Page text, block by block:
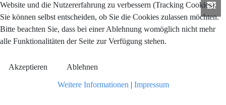
Website und die Nutzererfahrung zu verbessern (Tracking Cookies).
Sie können selbst entscheiden, ob Sie die Cookies zulassen möchten.
Bitte beachten Sie, dass bei einer Ablehnung womöglich nicht mehr
alle Funktionalitäten der Seite zur Verfügung stehen.
Akzeptieren Ablehnen
Weitere Informationen | Impressum